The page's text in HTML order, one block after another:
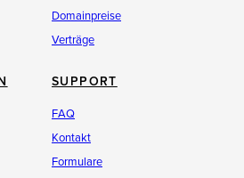
Domainpreise
Verträge
SUPPORT
FAQ
Kontakt
Formulare